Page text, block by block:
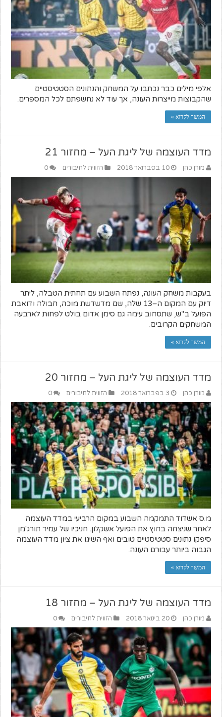
אלפי מילים כבר נכתבו על המשחק והנתונים הסטטיסטיים
שהקבוצות מייצרות העונה, אך עוד לא נחשפתם לכל המספרים.
המשך לקרוא »
מדד העוצמה של ליגת העל – מחזור 21
מורן כהן 10 בפברואר 2018 הזווית לחיבורים 0
בעקבות משחק העונה, נפתח השבוע עם תחתית הטבלה, ליתר
דיוק עם המקום ה–13 שלה, שם מדשדשת מוכה, חבולה ודואבת
הפועל ב"ש, שתסחוב עימה גם סימן אדום בולט לפחות לארבעה
המשחקים הקרובים.
המשך לקרוא »
מדד העוצמה של ליגת העל – מחזור 20
מורן כהן 3 בפברואר 2018 הזווית לחיבורים 0
מ.ס אשדוד התמקמה השבוע במקום הרביעי במדד העוצמה
לאחר שניצחה בחוץ את הפועל אשקלון. חניכיו של עמיר תורג'מן
סיפקו נתונים סטטיסטיים טובים ואף השיגו את ציון מדד העוצמה
הגבוה ביותר עבורם העונה.
המשך לקרוא »
מדד העוצמה של ליגת העל – מחזור 18
מורן כהן 20 בינואר 2018 הזווית לחיבורים 0